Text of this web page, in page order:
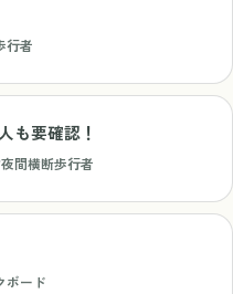
行者
も要確認！
夜間横断歩行者
ボード